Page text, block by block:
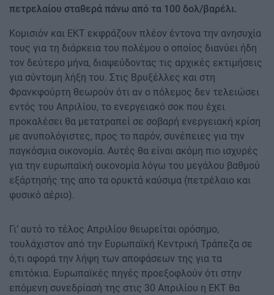
πετρελαίου σταθερά πάνω από τα 100 δολ/βαρέλι.
Κομισιόν και ΕΚΤ εκφράζουν πλέον έντονα την ανησυχία
τους για τη διάρκεια του πολέμου ο οποίος διανύει ήδη
τον δεύτερο μήνα, διαψεύδοντας τις αρχικές εκτιμήσεις
για σύντομη λήξη του. Στις Βρυξέλλες και στη
Φρανκφούρτη θεωρούν ότι αν ο πόλεμος δεν τελειώσει
εντός του Απριλίου, το ενεργειακό σοκ που έχει
προκαλέσει θα μετατραπεί σε σοβαρή ενεργειακή κρίση
με ανυπολόγιστες, προς το παρόν, συνέπειες για την
παγκόσμια οικονομία. Αυτές θα είναι ακόμη πιο ισχυρές
για την ευρωπαϊκή οικονομία λόγω του μεγάλου βαθμού
εξάρτησής της απο τα ορυκτά καύσιμα (πετρέλαιο και
φυσικό αέριο).
Γι’ αυτό το τέλος Απριλίου θεωρείται ορόσημο,
τουλάχιστον από την Ευρωπαϊκή Κεντρική Τράπεζα σε
ό,τι αφορά την λήψη των αποφάσεων της για τα
επιτόκια. Ευρωπαϊκές πηγές προεξοφλούν ότι στην
επόμενη συνεδρίασή της στις 30 Απριλίου η ΕΚΤ θα